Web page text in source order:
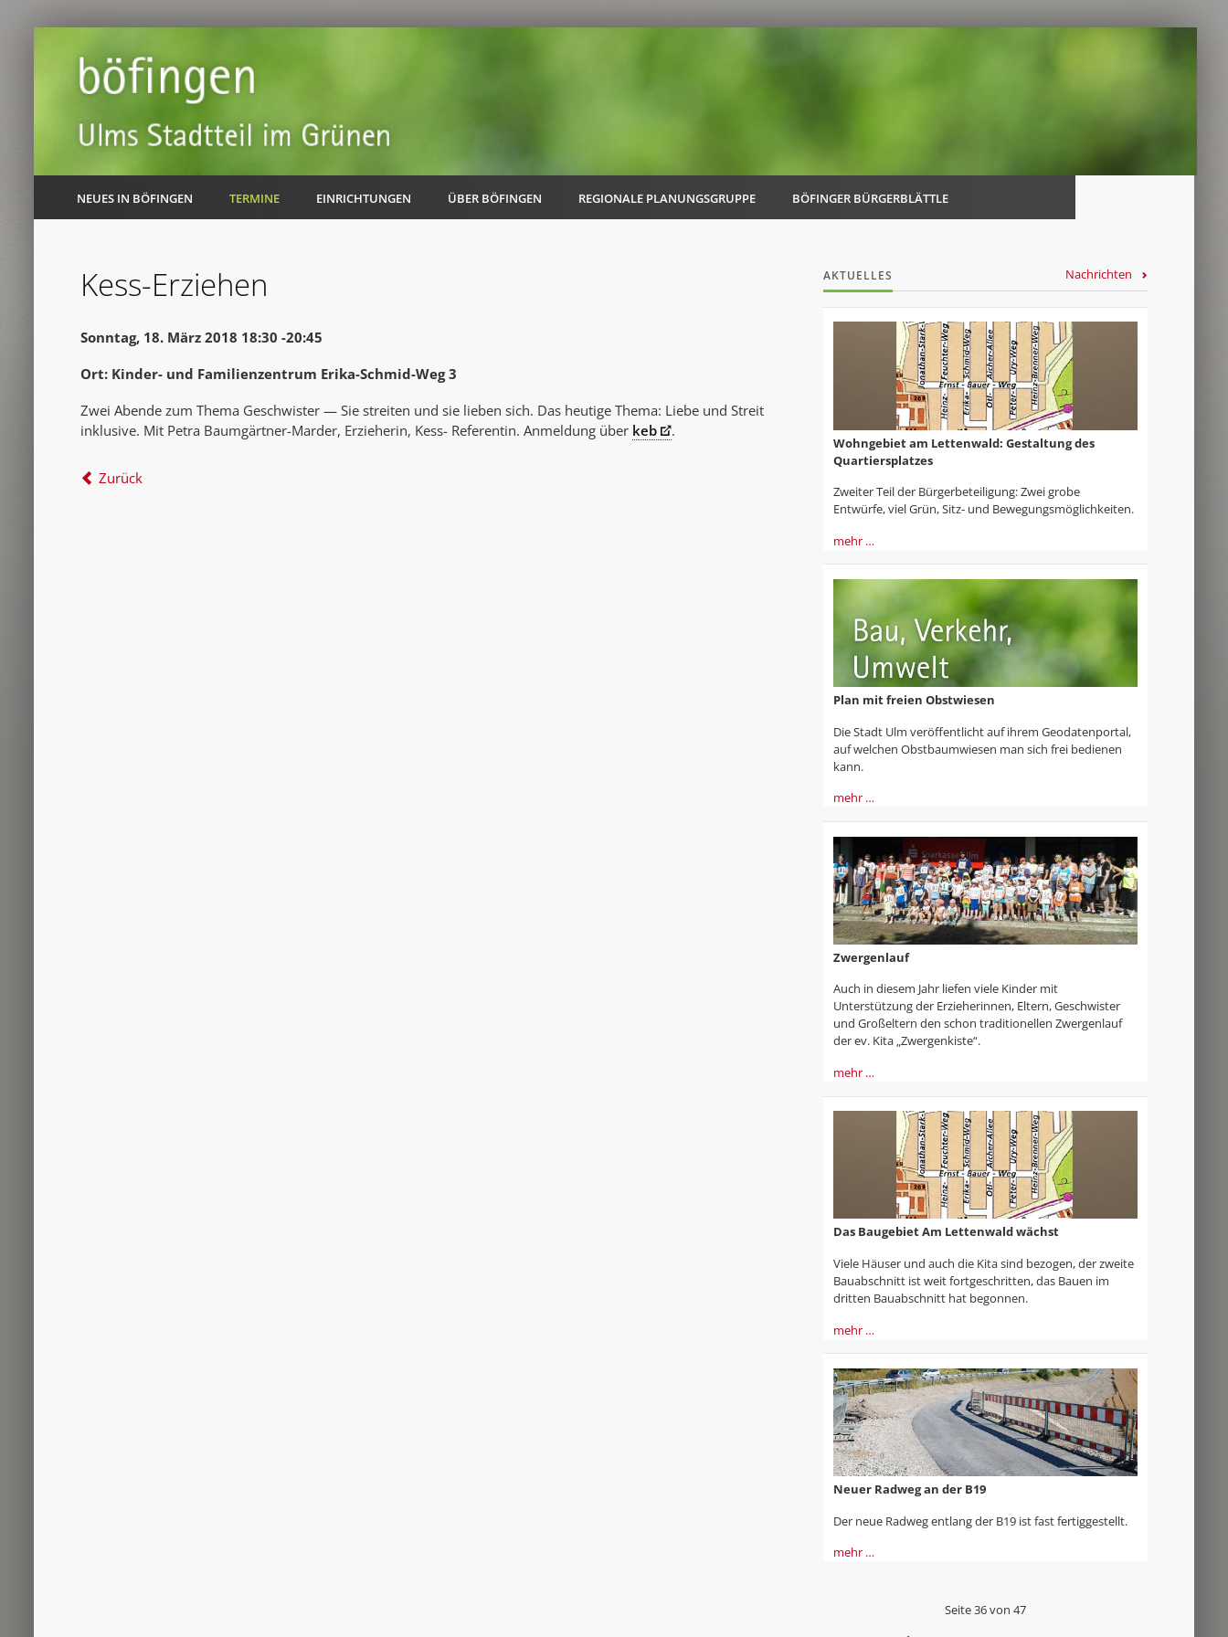
NEUES IN BÖFINGEN TERMINE EINRICHTUNGEN ÜBER BÖFINGEN REGIONALE PLANUNGSGRUPPE
AK Internet
AK Unterwegs in Böfingen
BÖFINGER BÜRGERBLÄTTLE
Kess-Erziehen
Sonntag, 18. März 2018 18:30 -20:45
Ort: Kinder- und Familienzentrum Erika-Schmid-Weg 3
Zwei Abende zum Thema Geschwister — Sie streiten und sie lieben sich. Das heutige Thema: Liebe und Streit
inklusive. Mit Petra Baumgärtner-Marder, Erzieherin, Kess- Referentin. Anmeldung über keb .
Zurück
AKTUELLES Nachrichten
Wohngebiet am Lettenwald: Gestaltung des
Quartiersplatzes
Zweiter Teil der Bürgerbeteiligung: Zwei grobe
Entwürfe, viel Grün, Sitz- und Bewegungsmöglichkeiten.
mehr …
Plan mit freien Obstwiesen
Die Stadt Ulm veröffentlicht auf ihrem Geodatenportal,
auf welchen Obstbaumwiesen man sich frei bedienen
kann.
mehr …
Zwergenlauf
Auch in diesem Jahr liefen viele Kinder mit
Unterstützung der Erzieherinnen, Eltern, Geschwister
und Großeltern den schon traditionellen Zwergenlauf
der ev. Kita „Zwergenkiste“.
mehr …
Das Baugebiet Am Lettenwald wächst
Viele Häuser und auch die Kita sind bezogen, der zweite
Bauabschnitt ist weit fortgeschritten, das Bauen im
dritten Bauabschnitt hat begonnen.
mehr …
Neuer Radweg an der B19
Der neue Radweg entlang der B19 ist fast fertiggestellt.
mehr …
Seite 36 von 47